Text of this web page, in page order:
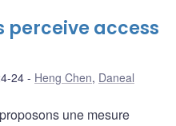
perceive access
24 Heng Chen, Daneal
une mesure